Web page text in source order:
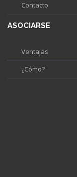
Contacto
ASOCIARSE
Ventajas
¿Cómo?